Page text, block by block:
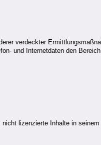
verdeckter
und Internetdaten den
lizenzierte Inhalte in